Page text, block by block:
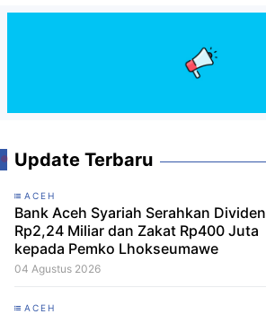
Update Terbaru
ACEH
Bank Aceh Syariah Serahkan Dividen
Rp2,24 Miliar dan Zakat Rp400 Juta
kepada Pemko Lhokseumawe
04 Agustus 2026
ACEH